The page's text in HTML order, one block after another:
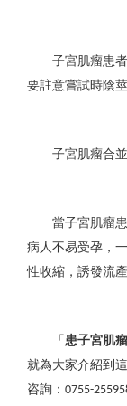
子宮肌瘤患
要註意嘗試時陰
子宮肌瘤合
當子宮肌瘤
病人不易受孕，
性收縮，誘發流產
「 患子宮肌
就為大家介紹到
咨詢： 0755-